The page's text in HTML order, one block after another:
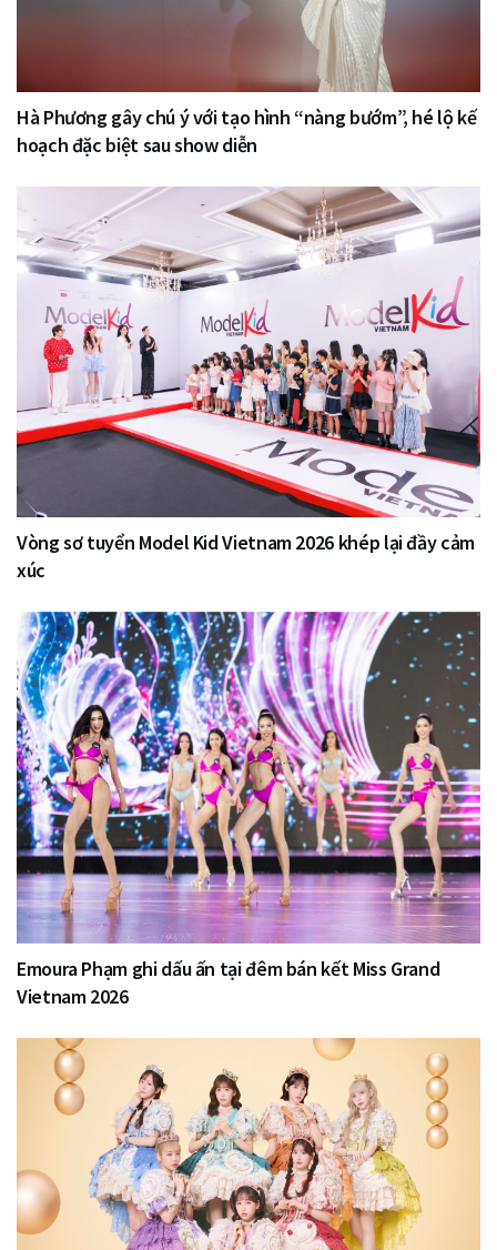
Hà Phương gây chú ý với tạo hình “nàng bướm”, hé lộ kế
hoạch đặc biệt sau show diễn
Vòng sơ tuyển Model Kid Vietnam 2026 khép lại đầy cảm
xúc
Emoura Phạm ghi dấu ấn tại đêm bán kết Miss Grand
Vietnam 2026